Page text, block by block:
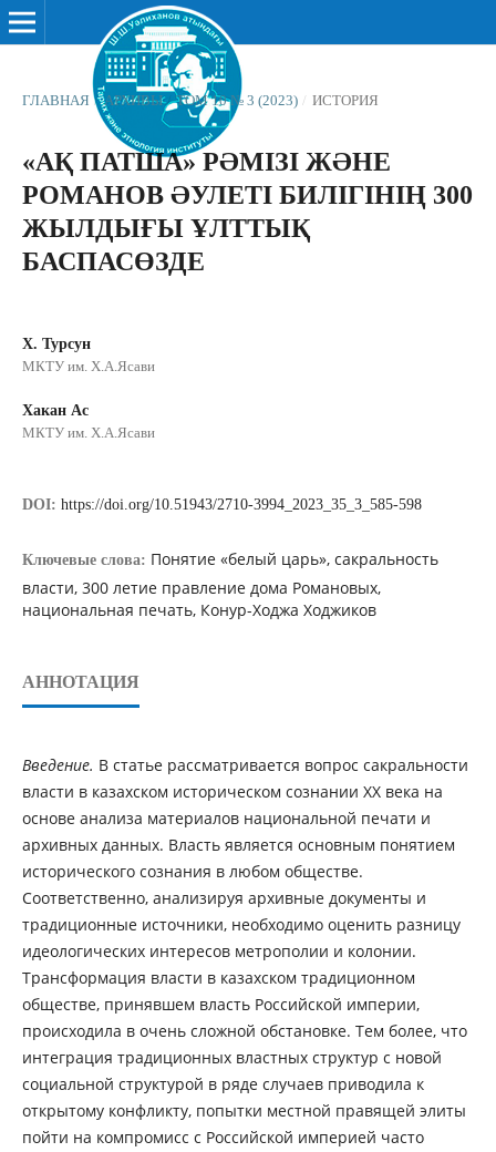
ГЛАВНАЯ / АРХИВЫ / ТОМ 10 № 3 (2023) / ИСТОРИЯ
«АҚ ПАТША» РӘМІЗІ ЖӘНЕ
РОМАНОВ ӘУЛЕТІ БИЛІГІНІҢ 300
ЖЫЛДЫҒЫ ҰЛТТЫҚ
БАСПАСӨЗДЕ
Х. Турсун
МКТУ им. Х.А.Ясави
Хакан Ас
МКТУ им. Х.А.Ясави
DOI: https://doi.org/10.51943/2710-3994_2023_35_3_585-598
Ключевые слова: Понятие «белый царь», сакральность
власти, 300 летие правление дома Романовых,
национальная печать, Конур-Ходжа Ходжиков
АННОТАЦИЯ
Введение. В статье рассматривается вопрос сакральности
власти в казахском историческом сознании ХХ века на
основе анализа материалов национальной печати и
архивных данных. Власть является основным понятием
исторического сознания в любом обществе.
Соответственно, анализируя архивные документы и
традиционные источники, необходимо оценить разницу
идеологических интересов метрополии и колонии.
Трансформация власти в казахском традиционном
обществе, принявшем власть Российской империи,
происходила в очень сложной обстановке. Тем более, что
интеграция традиционных властных структур с новой
социальной структурой в ряде случаев приводила к
открытому конфликту, попытки местной правящей элиты
пойти на компромисс с Российской империей часто